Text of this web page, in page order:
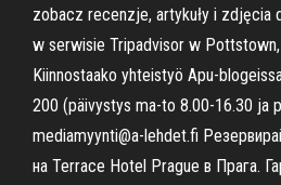
zobacz recenzje, artykuły i
w serwisie Tripadvisor w
Kiinnostaako yhteistyö Apu-
200 (päivystys ma-to 8.00-16.30 ja
mediamyynti@a-lehdet.fi
на Terrace Hotel Prague в Прага.